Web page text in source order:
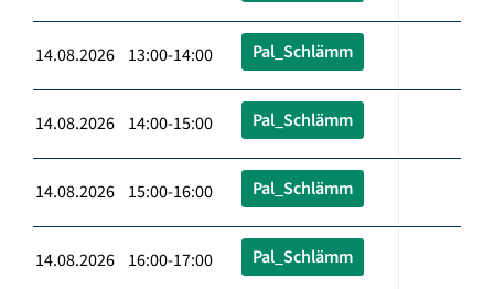
14.08.2026 13:00-14:00 Pal_Schlämm
14.08.2026 14:00-15:00 Pal_Schlämm
14.08.2026 15:00-16:00 Pal_Schlämm
14.08.2026 16:00-17:00 Pal_Schlämm